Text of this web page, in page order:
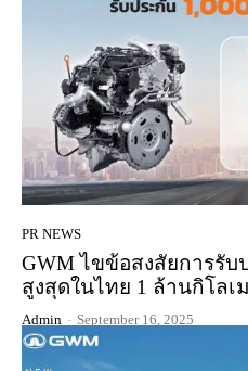
PR NEWS
GWM ไขข้อสงสัยการรับ
สูงสุดในไทย 1 ล้านกิโลเ
Admin - September 16, 2025